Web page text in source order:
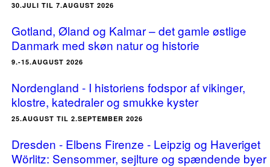
30.JULI TIL 7.AUGUST 2026
Gotland, Øland og Kalmar – det gamle østlige
Danmark med skøn natur og historie
9.-15.AUGUST 2026
Nordengland - I historiens fodspor af vikinger,
klostre, katedraler og smukke kyster
25.AUGUST TIL 2.SEPTEMBER 2026
Dresden - Elbens Firenze - Leipzig og Haveriget
Wörlitz: Sensommer, sejlture og spændende byer